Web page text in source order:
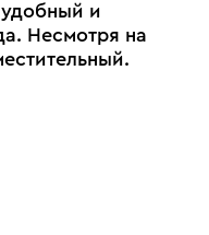
удобный и
Несмотря на